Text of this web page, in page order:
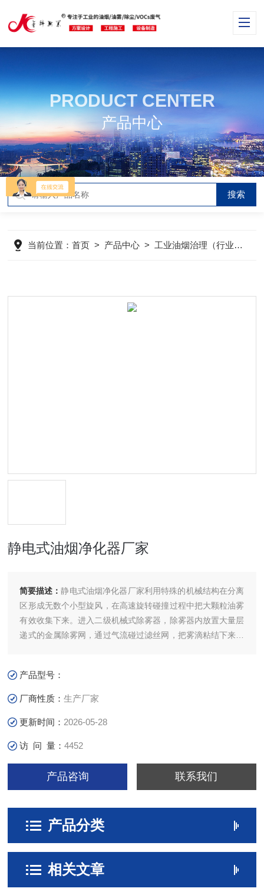
PRODUCT CENTER
产品中心
当前位置：首页 > 产品中心 > 工业油烟治理（行业分类）
静电式油烟净化器厂家
简要描述：静电式油烟净化器厂家利用特殊的机械结构在分离
区形成无数个小型旋风，在高速旋转碰撞过程中把大颗粒油雾
有效收集下来。进入二级机械式除雾器，除雾器内放置大量层
递式的金属除雾网，通过气流碰过滤丝网，把雾滴粘结下来，
产品型号：
厂商性质：生产厂家
更新时间： 2026-05-28
访 问 量：4452
产品咨询 联系我们
产品分类
相关文章